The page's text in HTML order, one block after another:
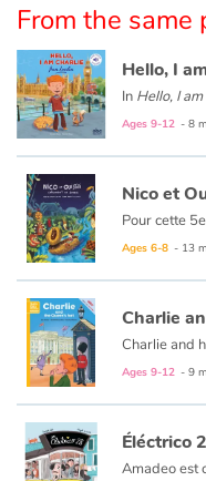
Festivals and events
Love and friendship
Social issues
Emotions and feelings
Formats and illustrations
Catalogue anglais
Contraste +
From the same
Hello, I
In Hello, I
Ages 9-12 - 8
Nico et
Ages 6-8 - 13
Charlie
Ages 9-12 - 9
Éléctrico